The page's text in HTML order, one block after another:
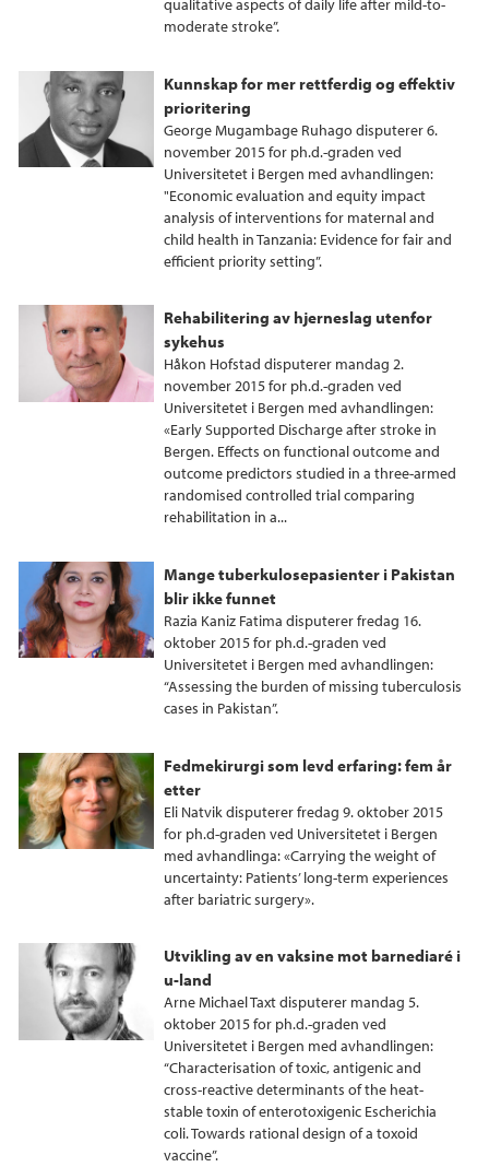
qualitative aspects of daily life after mild-to-
moderate stroke”.
Kunnskap for mer rettferdig og effektiv
prioritering
George Mugambage Ruhago disputerer 6.
november 2015 for ph.d.-graden ved
Universitetet i Bergen med avhandlingen:
"Economic evaluation and equity impact
analysis of interventions for maternal and
child health in Tanzania: Evidence for fair and
efficient priority setting”.
Rehabilitering av hjerneslag utenfor
sykehus
Håkon Hofstad disputerer mandag 2.
november 2015 for ph.d.-graden ved
Universitetet i Bergen med avhandlingen:
«Early Supported Discharge after stroke in
Bergen. Effects on functional outcome and
outcome predictors studied in a three-armed
randomised controlled trial comparing
rehabilitation in a...
Mange tuberkulosepasienter i Pakistan
blir ikke funnet
Razia Kaniz Fatima disputerer fredag 16.
oktober 2015 for ph.d.-graden ved
Universitetet i Bergen med avhandlingen:
“Assessing the burden of missing tuberculosis
cases in Pakistan”.
Fedmekirurgi som levd erfaring: fem år
etter
Eli Natvik disputerer fredag 9. oktober 2015
for ph.d-graden ved Universitetet i Bergen
med avhandlinga: «Carrying the weight of
uncertainty: Patients’ long-term experiences
after bariatric surgery».
Utvikling av en vaksine mot barnediaré i
u-land
Arne Michael Taxt disputerer mandag 5.
oktober 2015 for ph.d.-graden ved
Universitetet i Bergen med avhandlingen:
“Characterisation of toxic, antigenic and
cross-reactive determinants of the heat-
stable toxin of enterotoxigenic Escherichia
coli. Towards rational design of a toxoid
vaccine”.